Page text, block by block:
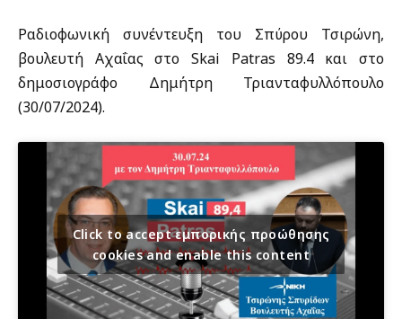
Ραδιοφωνική συνέντευξη του Σπύρου Τσιρώνη,
βουλευτή Αχαΐας στο Skai Patras 89.4 και στο
δημοσιογράφο Δημήτρη Τριανταφυλλόπουλο
(30/07/2024).
Click to accept εμπορικής προώθησης
cookies and enable this content